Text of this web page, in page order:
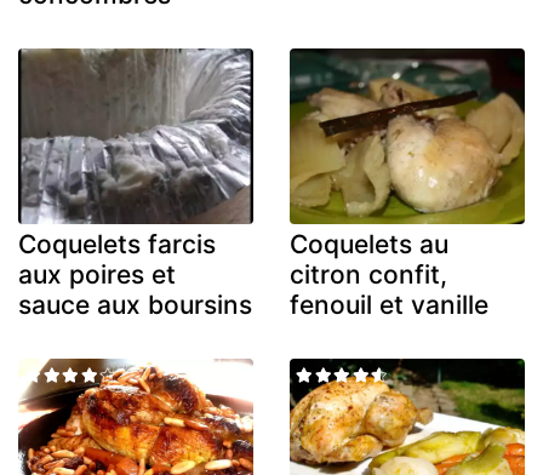
Coquelets farcis
aux poires et
sauce aux boursins
Coquelets au
citron confit,
fenouil et vanille